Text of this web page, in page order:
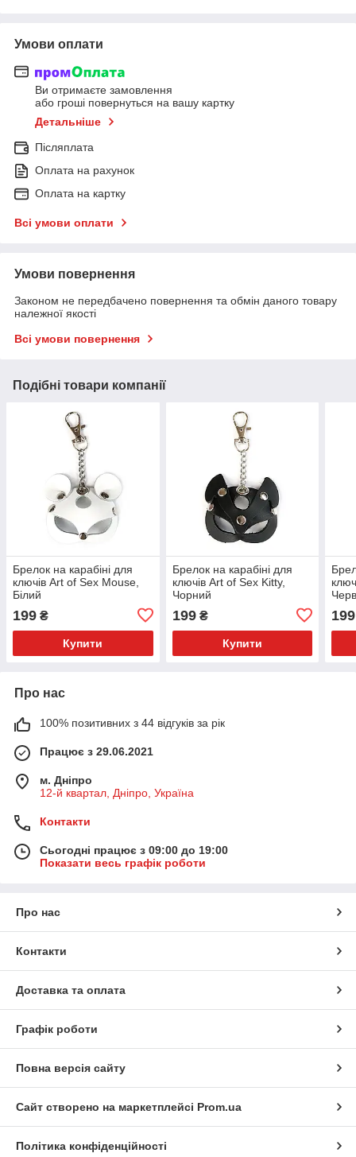
Умови оплати
Ви отримаєте замовлення
або гроші повернуться на вашу картку
Детальніше
Післяплата
Оплата на рахунок
Оплата на картку
Всі умови оплати
Умови повернення
Законом не передбачено повернення та обмін даного товару
належної якості
Всі умови повернення
Подібні товари компанії
Брелок на карабіні для
ключів Art of Sex Mouse,
Білий
199 ₴
Купити
Брелок на карабіні для
ключів Art of Sex Kitty,
Чорний
199₴
Купити
199
Про нас
100% позитивних з 44 відгуків за рік
Працює з 29.06.2021
м. Дніпро
12-й квартал, Дніпро, Україна
Контакти
Сьогодні працює з 09:00 до 19:00
Показати весь графік роботи
Про нас
Контакти
Доставка та оплата
Графік роботи
Повна версія сайту
Сайт створено на маркетплейсі Prom.ua
Політика конфіденційності